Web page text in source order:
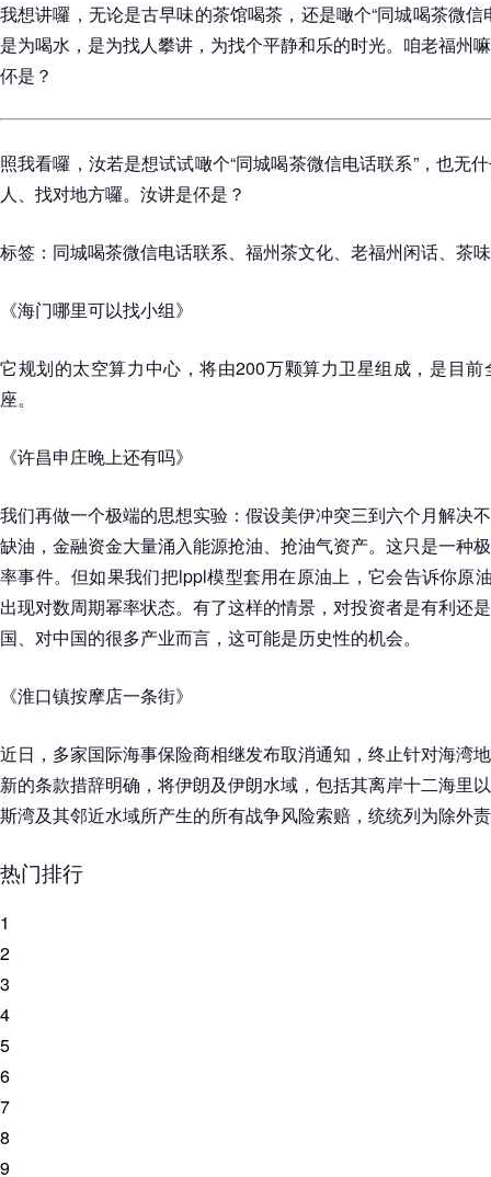
我想讲囉，无论是古早味的茶馆喝茶，还是噉个“同城喝茶微
是为喝水，是为找人攀讲，为找个平静和乐的时光。咱老福州
伓是？
照我看囉，汝若是想试试噉个“同城喝茶微信电话联系”，也无
人、找对地方囉。汝讲是伓是？
标签： 同城喝茶微信电话联系、福州茶文化、老福州闲话、茶
《海门哪里可以找小组》
它规划的太空算力中心，将由200万颗算力卫星组成，是目
座。
《许昌申庄晚上还有吗》
我们再做一个极端的思想实验：假设美伊冲突三到六个月解决
缺油，金融资金大量涌入能源抢油、抢油气资产。这只是一种
率事件。但如果我们把lppl模型套用在原油上，它会告诉你原
出现对数周期幂率状态。有了这样的情景，对投资者是有利还
国、对中国的很多产业而言，这可能是历史性的机会。
《淮口镇按摩店一条街》
近日，多家国际海事保险商相继发布取消通知，终止针对海湾
新的条款措辞明确，将伊朗及伊朗水域，包括其离岸十二海里
斯湾及其邻近水域所产生的所有战争风险索赔，统统列为除外
热门排行
1
2
3
4
5
6
7
8
9